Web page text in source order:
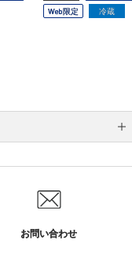
Web限定
冷蔵
お問い合わせ